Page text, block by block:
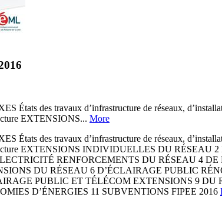
États des travaux d’infrastructure de réseaux,
EXTENSIONS... More
États des travaux d’infrastructure de réseaux,
EXTENSIONS INDIVIDUELLES DU
RENFORCEMENTS DU RÉSEAU 4
DU RÉSEAU 6 D’ÉCLAIRAGE PUBLIC
PUBLIC ET TÉLÉCOM EXTENSIONS 9
D’ÉNERGIES 11 SUBVENTIONS FIPEE 2016